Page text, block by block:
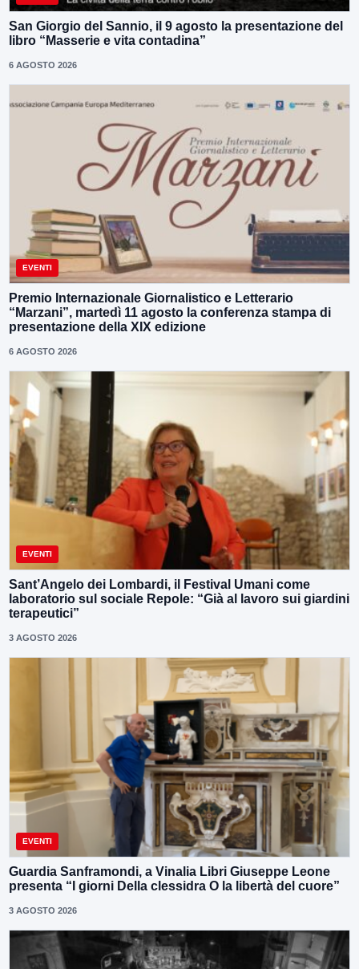
San Giorgio del Sannio, il 9 agosto la presentazione del
libro “Masserie e vita contadina”
6 AGOSTO 2026
EVENTI
Premio Internazionale Giornalistico e Letterario
“Marzani”, martedì 11 agosto la conferenza stampa di
presentazione della XIX edizione
6 AGOSTO 2026
EVENTI
Sant’Angelo dei Lombardi, il Festival Umani come
laboratorio sul sociale Repole: “Già al lavoro sui giardini
terapeutici”
3 AGOSTO 2026
EVENTI
Guardia Sanframondi, a Vinalia Libri Giuseppe Leone
presenta “I giorni Della clessidra O la libertà del cuore”
3 AGOSTO 2026